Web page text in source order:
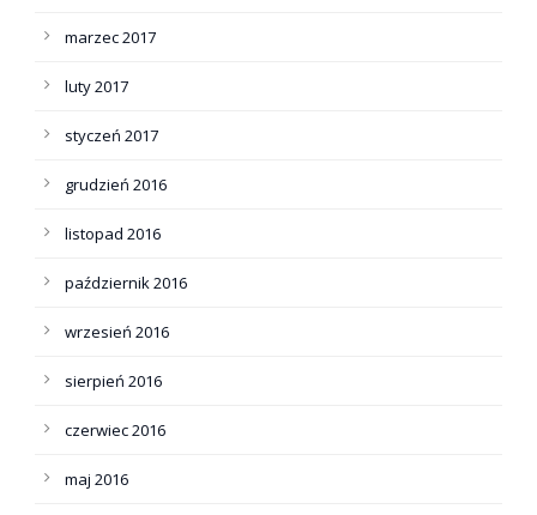
marzec 2017
luty 2017
styczeń 2017
grudzień 2016
listopad 2016
październik 2016
wrzesień 2016
sierpień 2016
czerwiec 2016
maj 2016